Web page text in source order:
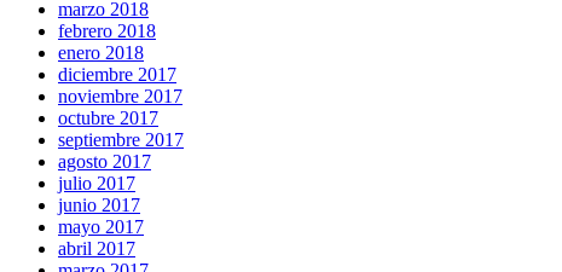
marzo 2018
febrero 2018
enero 2018
diciembre 2017
noviembre 2017
octubre 2017
septiembre 2017
agosto 2017
julio 2017
junio 2017
mayo 2017
abril 2017